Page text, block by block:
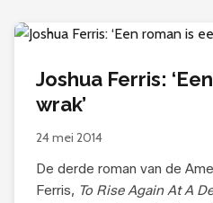
Joshua Ferris:
wrak’
24 mei 2014
De derde roman van de
Ferris, To Rise Again At A